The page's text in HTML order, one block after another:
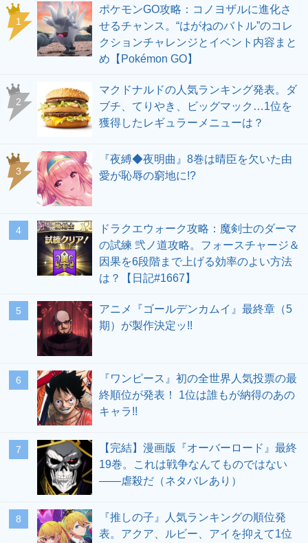
ポケモンGO攻略：コノヨザルに進化さ
せるチャンス。“はがねのバトル”のコレ
クションチャレンジとイベント内容まと
め【Pokémon GO】
マクドナルドの人気ランキング発表。ダ
ブチ、てりやき、ビッグマック…1位を
獲得したレギュラーメニューは？
『夜縛◆夜明曲』8巻は晴臣を欠いた由
愛が恥辱の窮地に!?
ドラクエウォーク攻略：魔剣士のダーマ
の試練 弐ノ道攻略。フォースチャージ＆
因果を6段階まで上げる効率のよい方法
は？【日記#1667】
アニメ『ゴールデンカムイ』最終章（5
期）が製作決定ッ!!
『ワンピース』初の全世界人気投票の最
終順位が発表！ 1位は誰もが納得のあの
キャラ!!
【完結】漫画版『オーバーロード』最終
19巻。これは戦争なんてものではない
――虐殺だ（ネタバレあり）
『推しの子』人気ランキングの順位発
表。アクア、ルビー、アイを抑えて1位